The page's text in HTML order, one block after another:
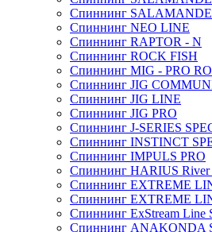
Спиннинг
Спиннинг NEO LINE
Спиннинг RAPTOR - N
Спиннинг ROCK FISH
Спиннинг MIG - PRO
Спиннинг JIG
Спиннинг JIG LINE
Спиннинг JIG PRO
Спиннинг J-SERIES
Спиннинг INSTINCT
Спиннинг IMPULS PRO
Спиннинг HARIUS River
Спиннинг EXTREME
Спиннинг EXTREME
Спиннинг ExStream Line
Спиннинг ANAKONDA